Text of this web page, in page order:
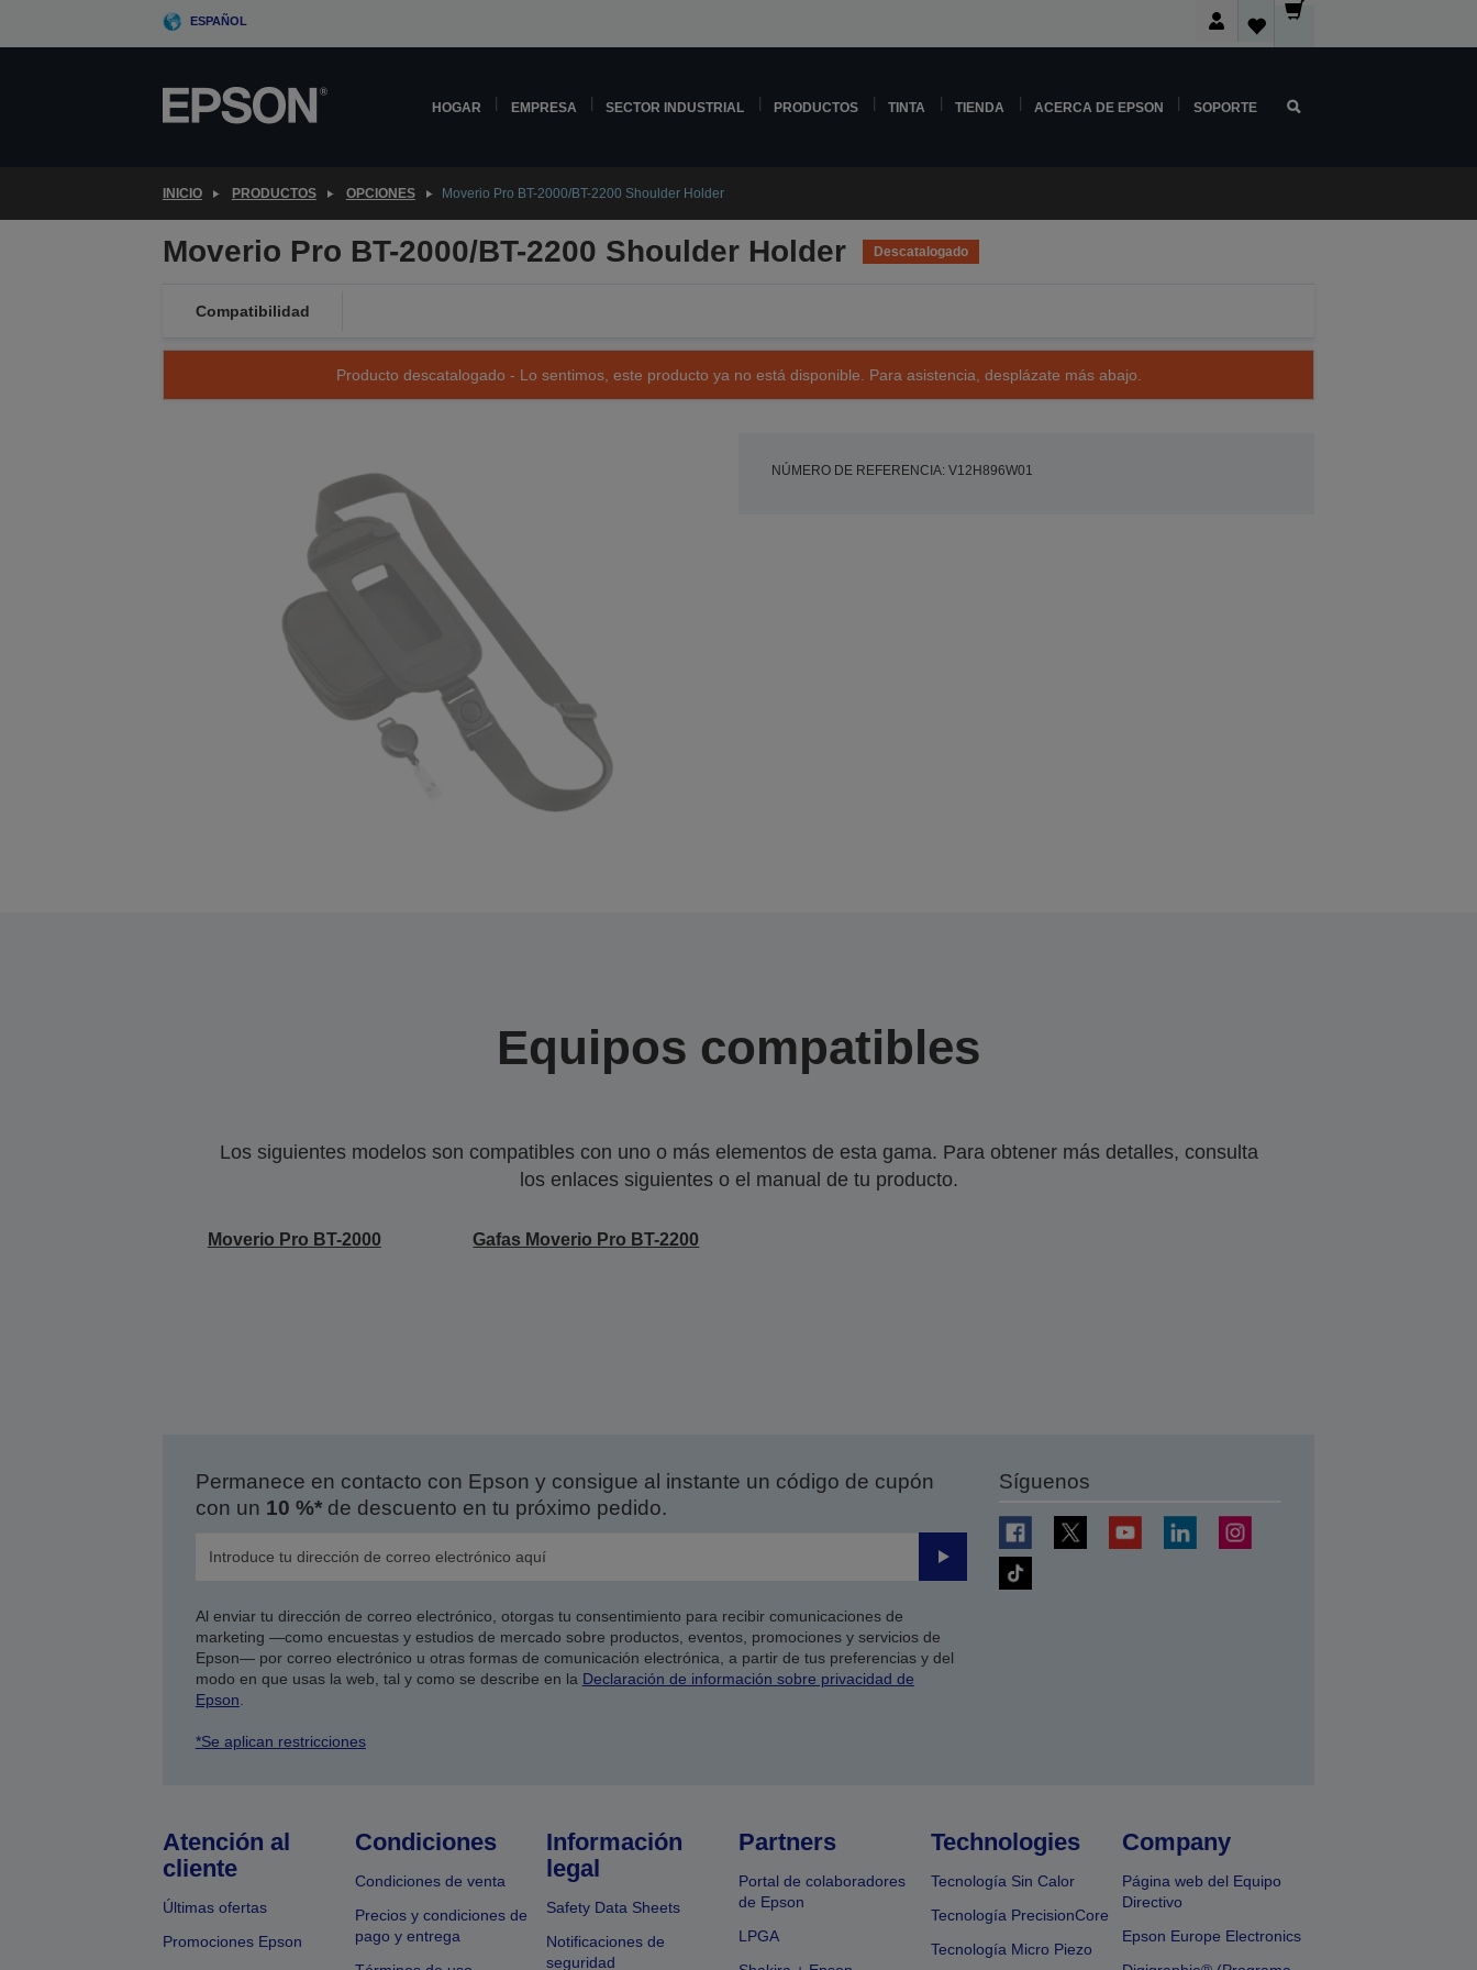
ESPAÑOL
HOGAR EMPRESA SECTOR INDUSTRIAL PRODUCTOS TINTA TIENDA ACERCA DE EPSON SOPORTE
INICIO PRODUCTOS OPCIONES Moverio Pro BT-2000/BT-2200 Shoulder Holder
Moverio Pro BT-2000/BT-2200 Shoulder Holder Descatalogado
Compatibilidad
Producto descatalogado - Lo sentimos, este producto ya no está disponible. Para asistencia, desplázate más abajo.
NÚMERO DE REFERENCIA: V12H896W01
Equipos compatibles
Los siguientes modelos son compatibles con uno o más elementos de esta gama. Para obtener más detalles, consulta
los enlaces siguientes o el manual de tu producto.
Moverio Pro BT-2000 Gafas Moverio Pro BT-2200
Permanece en contacto con Epson y consigue al instante un código de cupón
con un 10 %*de descuento en tu próximo pedido.
Enviar
Al enviar tu dirección de correo electrónico, otorgas tu consentimiento para recibir comunicaciones de
marketing —como encuestas y estudios de mercado sobre productos, eventos, promociones y servicios de
Epson— por correo electrónico u otras formas de comunicación electrónica, a partir de tus preferencias y del
modo en que usas la web, tal y como se describe en la Declaración de información sobre privacidad de
Epson
*Se aplican restricciones
Síguenos
Atención al
cliente
Últimas ofertas
Promociones Epson
Condiciones
Condiciones de venta
Precios y condiciones de
pago y entrega
Información
legal
Safety Data Sheets
Notificaciones de
seguridad
Partners
Portal de colaboradores
de Epson
LPGA
Technologies
Tecnología Sin Calor
Tecnología PrecisionCore
Tecnología Micro Piezo
Company
Página web del Equipo
Directivo
Epson Europe Electronics